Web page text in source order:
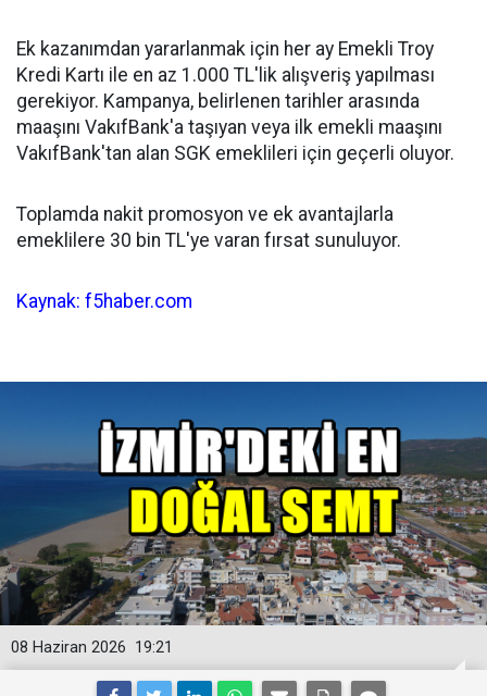
Ek kazanımdan yararlanmak için her ay Emekli Troy
Kredi Kartı ile en az 1.000 TL'lik alışveriş yapılması
gerekiyor. Kampanya, belirlenen tarihler arasında
maaşını VakıfBank'a taşıyan veya ilk emekli maaşını
VakıfBank'tan alan SGK emeklileri için geçerli oluyor.
Toplamda nakit promosyon ve ek avantajlarla
emeklilere 30 bin TL'ye varan fırsat sunuluyor.
Kaynak: f5haber.com
19:21
08 Haziran 2026